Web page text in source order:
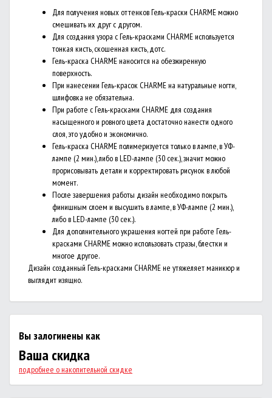
Для получения новых оттенков Гель-краски CHARME можно
смешивать их друг с другом.
Для создания узора с Гель-красками CHARME используется
тонкая кисть, скошенная кисть, дотс.
Гель-краска CHARME наносится на обезжиренную
поверхность.
При нанесении Гель-красок CHARME на натуральные ногти,
шлифовка не обязательна.
При работе с Гель-красками CHARME для создания
насыщенного и ровного цвета достаточно нанести одного
слоя, это удобно и экономично.
Гель-краска CHARME полимеризуется только в лампе, в УФ-
лампе (2 мин.), либо в LED-лампе (30 сек.), значит можно
прорисовывать детали и корректировать рисунок в любой
момент.
После завершения работы дизайн необходимо покрыть
финишным слоем и высушить в лампе, в УФ-лампе (2 мин.),
либо в LED-лампе (30 сек.).
Для дополнительного украшения ногтей при работе Гель-
красками CHARME можно использовать стразы, блестки и
многое другое.
Дизайн созданный Гель-красками CHARME не утяжеляет маникюр и
выглядит изящно.
Вы залогинены как
Ваша скидка
подробнее о накопительной скидке